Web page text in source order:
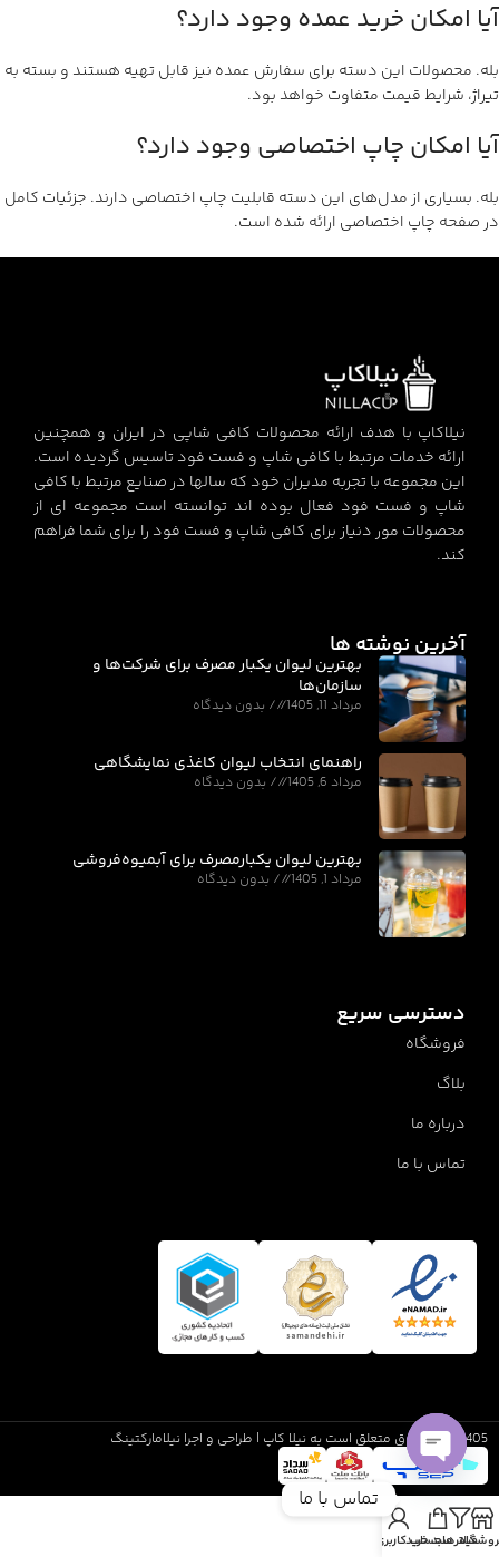
آیا امکان خرید عمده وجود دارد؟
بله. محصولات این دسته برای سفارش عمده نیز قابل تهیه هستند و بسته به
تیراژ، شرایط قیمت متفاوت خواهد بود.
آیا امکان چاپ اختصاصی وجود دارد؟
بله. بسیاری از مدل‌های این دسته قابلیت چاپ اختصاصی دارند. جزئیات کامل
در صفحه چاپ اختصاصی ارائه شده است.
نیلاکاپ با هدف ارائه محصولات کافی شاپی در ایران و همچنین
ارائه خدمات مرتبط با کافی شاپ و فست فود تاسیس گردیده است.
این مجموعه با تجربه مدیران خود که سالها در صنایع مرتبط با کافی
شاپ و فست فود فعال بوده اند توانسته است مجموعه ای از
محصولات مور دنیاز برای کافی شاپ و فست فود را برای شما فراهم
کند.
آخرین نوشته ها
بهترین لیوان یکبار مصرف برای شرکت‌ها و
سازمان‌ها
مرداد 11, 1405 بدون دیدگاه
راهنمای انتخاب لیوان کاغذی نمایشگاهی
مرداد 6, 1405 بدون دیدگاه
بهترین لیوان یکبارمصرف برای آبمیوه‌فروشی
مرداد 1, 1405 بدون دیدگاه
دسترسی سریع
فروشگاه
بلاگ
درباره ما
تماس با ما
1405 تمام حقوق متعلق است به نیلا کاپ | طراحی و اجرا نیلامارکتینگ
فیلترهاسبد خرید
حساب کاربری من
تماس با ما
Open
chaty